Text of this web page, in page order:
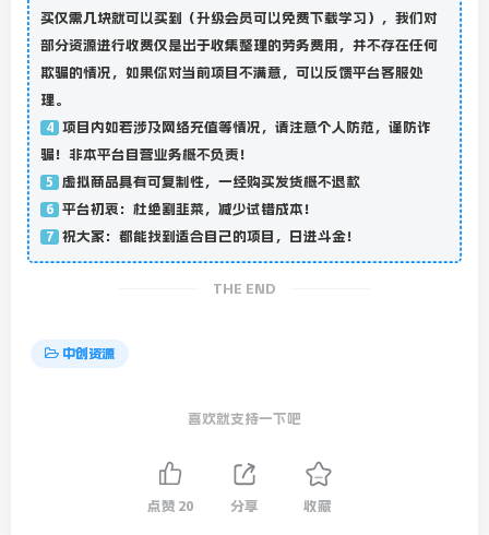
买仅需几块就可以买到（升级会员可以免费下载学习），我们对
部分资源进行收费仅是出于收集整理的劳务费用，并不存在任何
欺骗的情况，如果你对当前项目不满意，可以反馈平台客服处
理。
4
项目内如若涉及网络充值等情况，请注意个人防范，谨防诈
骗！非本平台自营业务概不负责！
5 虚拟商品具有可复制性，一经购买发货概不退款
6 平台初衷：杜绝割韭菜，减少试错成本！
7 祝大家：都能找到适合自己的项目，日进斗金！
THE END
中创资源
喜欢就支持一下吧
点赞 20 分享 收藏